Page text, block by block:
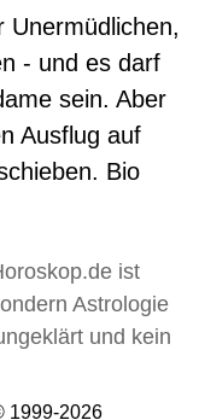
Unermüdlichen,
- und es darf
sein. Aber
Ausflug auf
Bio
ist
Astrologie
und kein
1999-2026